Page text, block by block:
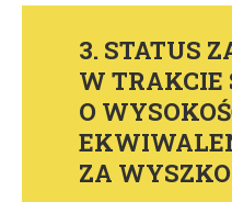
3. STATUS
W TRAKCIE
O
ZA